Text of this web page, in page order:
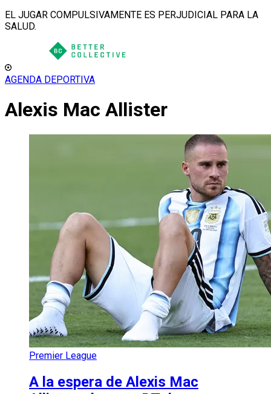
EL JUGAR COMPULSIVAMENTE ES PERJUDICIAL PARA LA
SALUD.
AGENDA DEPORTIVA
Alexis Mac Allister
Premier League
A la espera de Alexis Mac